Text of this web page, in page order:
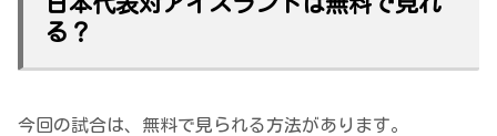
る？
今回の試合は、無料で見られる方法があります。